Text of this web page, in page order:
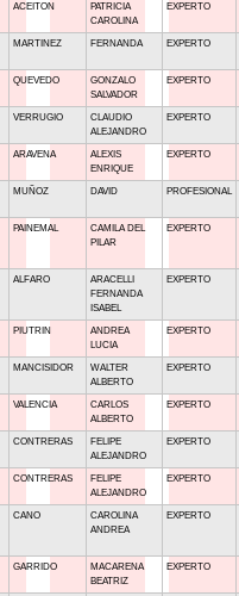
ACEITON
PATRICIA
CAROLINA
EXPERTO
MARTINEZ FERNANDA EXPERTO
QUEVEDO
GONZALO
SALVADOR
EXPERTO
VERRUGIO
CLAUDIO
ALEJANDRO
EXPERTO
ARAVENA
ALEXIS
ENRIQUE
EXPERTO
MUÑOZ DAVID PROFESIONAL
PAINEMAL
CAMILA DEL
PILAR
EXPERTO
ALFARO
ARACELLI
FERNANDA
ISABEL
EXPERTO
PIUTRIN
ANDREA
LUCIA
EXPERTO
MANCISIDOR
WALTER
ALBERTO
EXPERTO
VALENCIA
CARLOS
ALBERTO
EXPERTO
CONTRERAS
FELIPE
ALEJANDRO
EXPERTO
CONTRERAS
FELIPE
ALEJANDRO
EXPERTO
CANO
CAROLINA
ANDREA
EXPERTO
GARRIDO
MACARENA
BEATRIZ
EXPERTO